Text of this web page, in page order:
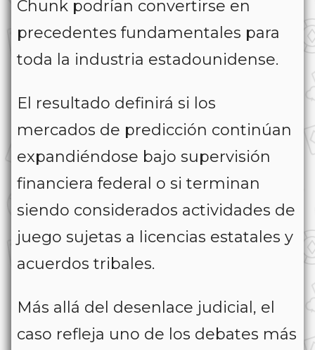
Chunk podrían convertirse en
precedentes fundamentales para
toda la industria estadounidense.
El resultado definirá si los
mercados de predicción continúan
expandiéndose bajo supervisión
financiera federal o si terminan
siendo considerados actividades de
juego sujetas a licencias estatales y
acuerdos tribales.
Más allá del desenlace judicial, el
caso refleja uno de los debates más